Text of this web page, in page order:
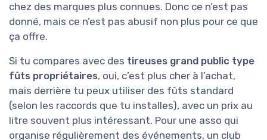
chez des marques plus connues. Donc ce n’est pas
donné, mais ce n’est pas abusif non plus pour ce que
ça offre.
Si tu compares avec des tireuses grand public type
fûts propriétaires, oui, c’est plus cher à l’achat,
mais derrière tu peux utiliser des fûts standard
(selon les raccords que tu installes), avec un prix au
litre souvent plus intéressant. Pour une asso qui
organise régulièrement des événements, un club